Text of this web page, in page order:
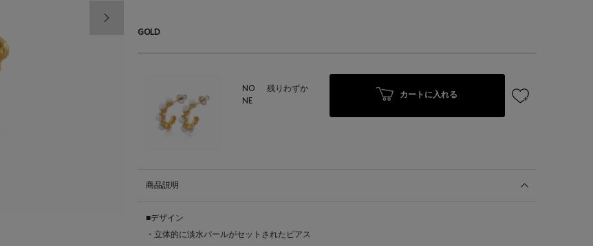
GOLD
NO
NE
残りわずか
カートに入れる
商品説明
■デザイン
・立体的に淡水パールがセットされたピアス